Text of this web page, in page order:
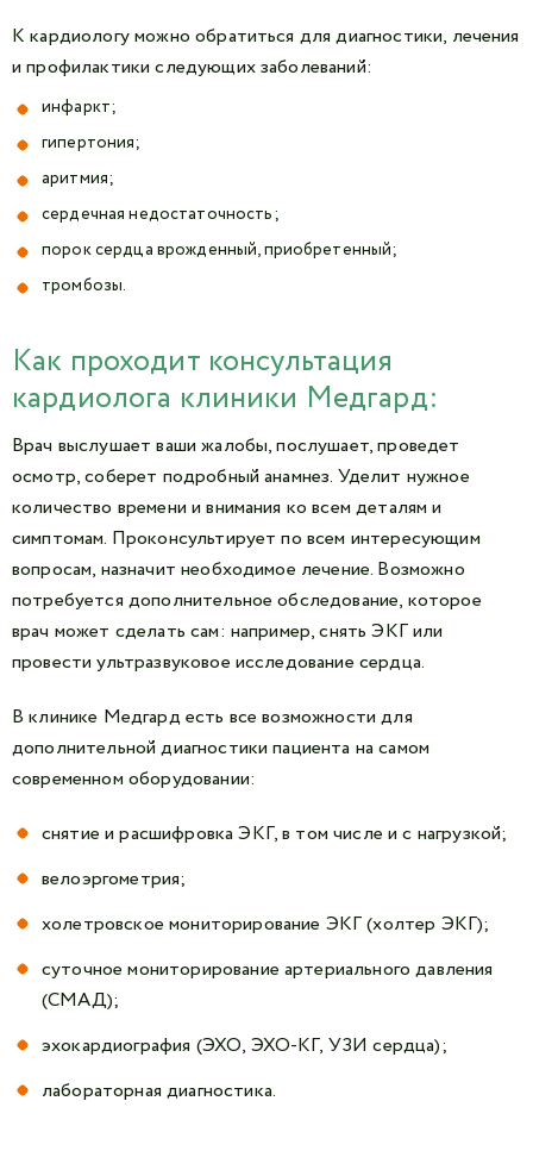
К кардиологу можно обратиться для диагностики, лечения
и профилактики следующих заболеваний:
инфаркт;
гипертония;
аритмия;
сердечная недостаточность;
порок сердца врожденный, приобретенный;
тромбозы.
Как проходит консультация
кардиолога клиники Медгард:
Врач выслушает ваши жалобы, послушает, проведет
осмотр, соберет подробный анамнез. Уделит нужное
количество времени и внимания ко всем деталям и
симптомам. Проконсультирует по всем интересующим
вопросам, назначит необходимое лечение. Возможно
потребуется дополнительное обследование, которое
врач может сделать сам: например, снять ЭКГ или
провести ультразвуковое исследование сердца.
В клинике Медгард есть все возможности для
дополнительной диагностики пациента на самом
современном оборудовании:
снятие и расшифровка ЭКГ, в том числе и с нагрузкой;
велоэргометрия;
холетровское мониторирование ЭКГ (холтер ЭКГ);
суточное мониторирование артериального давления
(СМАД);
эхокардиография (ЭХО, ЭХО-КГ, УЗИ сердца);
лабораторная диагностика.